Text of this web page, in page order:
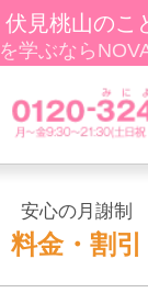
見桃山のこ
学ぶなら
安心の月謝制
料金・割引